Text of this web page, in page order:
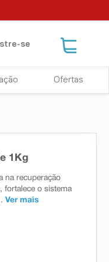
se
Ofertas
1Kg
na recuperação
fortalece o sistema
Ver mais